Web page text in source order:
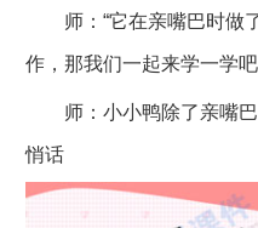
师：“它在亲嘴巴时做了
作，那我们一起来学一学
师：小小鸭除了亲嘴巴
悄话